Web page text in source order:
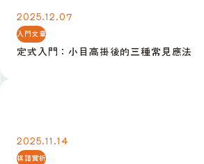
2025.12.07
入門文章
定式入門：小目高掛後的三種常見應法
2025.11.14
棋譜賞析